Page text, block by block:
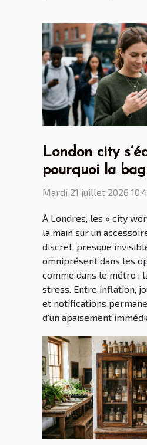
London city
pourquoi la
stress séduit les
Mardi 21 juillet 2026
À Londres, les « city
la main sur un
discret, presque
omniprésent dans les
comme dans le métro :
stress. Entre inflation,
et notifications
d’un apaisement